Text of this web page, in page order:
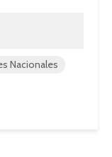
Nacionales